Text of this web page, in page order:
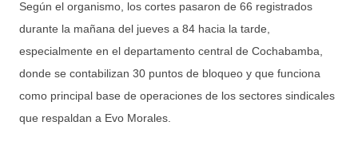
Según el organismo, los cortes pasaron de 66 registrados
durante la mañana del jueves a 84 hacia la tarde,
especialmente en el departamento central de Cochabamba,
donde se contabilizan 30 puntos de bloqueo y que funciona
como principal base de operaciones de los sectores sindicales
que respaldan a Evo Morales.